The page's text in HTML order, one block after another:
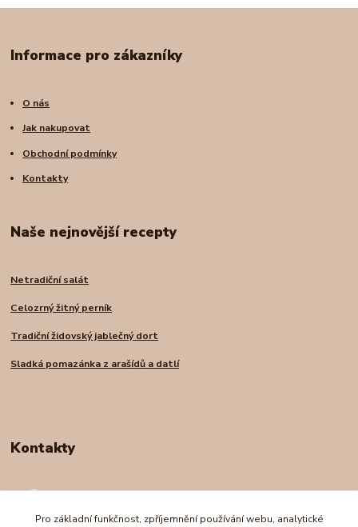
Informace pro zákazníky
O nás
Jak nakupovat
Obchodní podmínky
Kontakty
Naše nejnovější recepty
Netradiční salát
Celozrný žitný perník
Tradiční židovský jablečný dort
Sladká pomazánka z arašídů a datlí
Kontakty
+420 739 227 998
Pro základní funkčnost, zpříjemnění používání webu, analytické